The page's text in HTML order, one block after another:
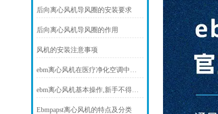
后向离心风机导风圈的安装要求
后向离心风机导风圈的作用
风机的安装注意事项
ebm离心风机在医疗净化空调中的静音与洁净优势
ebm离心风机基本操作,新手不得不看
Ebmpapst离心风机的特点及分类